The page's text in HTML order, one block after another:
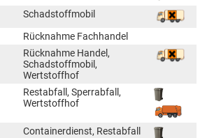
Schadstoffmobil
Rücknahme Fachhandel
Rücknahme Handel,
Schadstoffmobil,
Wertstoffhof
Restabfall, Sperrabfall,
Wertstoffhof
Containerdienst, Restabfall